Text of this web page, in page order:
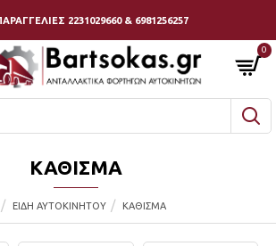
2231029660 & 6981256257
0
ΕΙΔΗ ΑΥΤΟΚΙΝΗΤΟΥ ΚΑΘΙΣΜΑ
ΚΑΘΙΣΜΑ